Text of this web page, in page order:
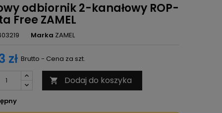
odbiornik 2-kanałowy ROP-
Free ZAMEL
Marka ZAMEL
zł Brutto - Cena za szt.
 Dodaj do koszyka